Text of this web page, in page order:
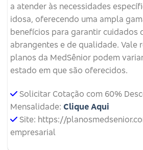
a atender às necessidades
idosa, oferecendo uma ampla
benefícios para garantir cuidados
abrangentes e de qualidade. Vale
planos da MedSênior podem
estado em que são oferecidos.
Solicitar Cotação com 60%
Mensalidade: Clique Aqui
Site: https://
empresarial